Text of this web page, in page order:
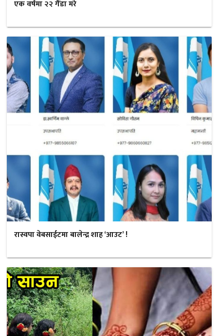
एक वर्षमा २२ गैंडा मरे
रास्वपा वेबसाईटमा बालेन्द्र शाह ‘आउट’ !